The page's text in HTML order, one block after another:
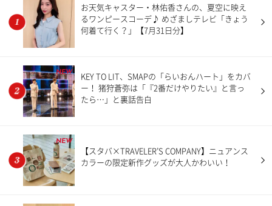
お天気キャスター・林佑香さんの、夏空に映え
るワンピースコーデ♪ めざましテレビ「きょう
何着て行く？」【7月31日分】
NEW
KEY TO LIT、SMAPの「らいおんハート」をカバ
ー！ 猪狩蒼弥は「『2番だけやりたい』と言っ
たら…」と裏話告白
NEW
【スタバ×TRAVELER’S COMPANY】ニュアンス
カラーの限定新作グッズが大人かわいい！